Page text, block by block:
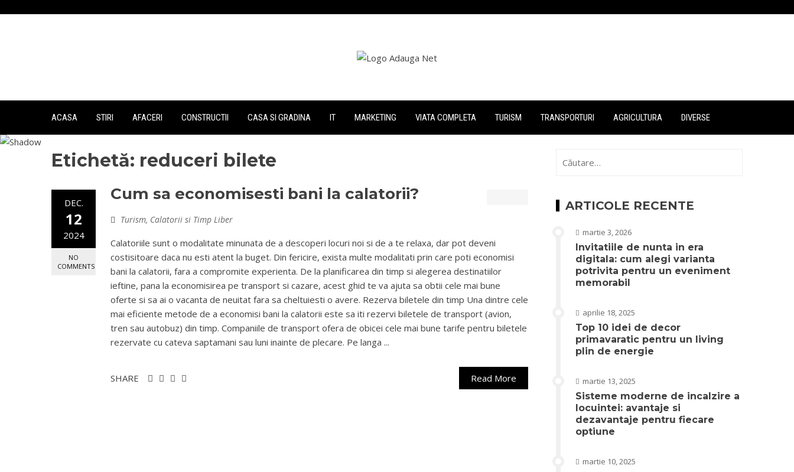
ACASA STIRI AFACERI CONSTRUCTII CASA SI GRADINA IT MARKETING VIATA COMPLETA TURISM TRANSPORTURI AGRICULTURA DIVERSE
Etichetă: reduceri bilete
DEC.
12
2024
NO
COMMENTS
Cum sa economisesti bani la calatorii?
Turism, Calatorii si Timp Liber
Calatoriile sunt o modalitate minunata de a descoperi locuri noi si de a te relaxa, dar pot deveni
costisitoare daca nu esti atent la buget. Din fericire, exista multe modalitati prin care poti economisi
bani la calatorii, fara a compromite experienta. De la planificarea din timp si alegerea destinatiilor
ieftine, pana la economisirea pe transport si cazare, acest ghid te va ajuta sa obtii cele mai bune
oferte si sa ai o vacanta de neuitat fara sa cheltuiesti o avere. Rezerva biletele din timp Una dintre cele
mai eficiente metode de a economisi bani la calatorii este sa iti rezervi biletele de transport (avion,
tren sau autobuz) din timp. Companiile de transport ofera de obicei cele mai bune tarife pentru biletele
rezervate cu cateva saptamani sau luni inainte de plecare. Pe langa ...
Read More
SHARE
după:
ARTICOLE RECENTE
martie 3, 2026
Invitatiile de nunta in era
digitala: cum alegi varianta
potrivita pentru un eveniment
memorabil
aprilie 18, 2025
Top 10 idei de decor
primavaratic pentru un living
plin de energie
martie 13, 2025
Sisteme moderne de incalzire a
locuintei: avantaje si
dezavantaje pentru fiecare
optiune
martie 10, 2025